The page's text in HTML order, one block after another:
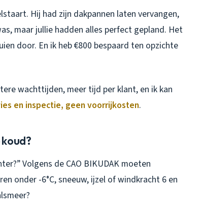
Hij had zijn dakpannen laten vervangen,
maar jullie hadden alles perfect gepland. Het
door. En ik heb €800 bespaard ten opzichte
wachttijden, meer tijd per klant, en ik kan
en inspectie, geen voorrijkosten.
Volgens de CAO BIKUDAK moeten
onder -6°C, sneeuw, ijzel of windkracht 6 en